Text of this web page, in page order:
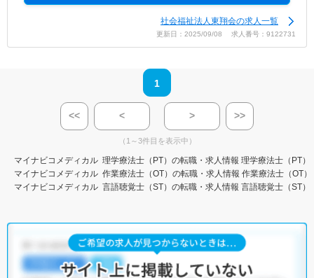
社会福祉法人東翔会の求人一覧
更新日：2025/09/08 求人番号：9122731
1
<< < > >>
（1～3件目を表示中）
マイナビコメディカル 理学療法士（PT）の転職・求人情報 理学療法士（PT）
マイナビコメディカル 作業療法士（OT）の転職・求人情報 作業療法士（OT
マイナビコメディカル 言語聴覚士（ST）の転職・求人情報 言語聴覚士（ST）